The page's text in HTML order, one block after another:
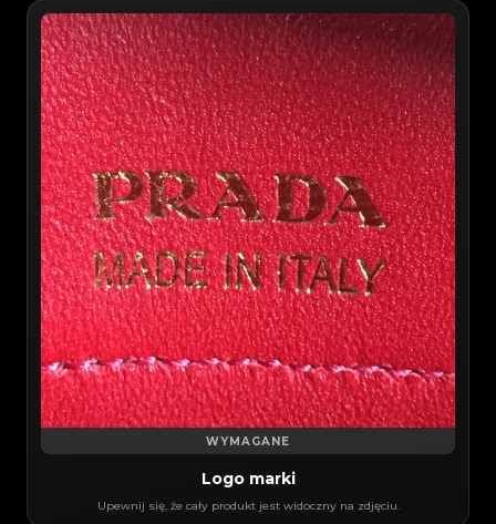
WYMAGANE
Logo marki
Upewnij się, że cały produkt jest widoczny na zdjęciu.